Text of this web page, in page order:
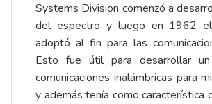
Systems Division comenzó a
del espectro y luego en 1962
adoptó al fin para las
Esto fue útil para desarrollar
comunicaciones inalámbricas para
y además tenía como característica